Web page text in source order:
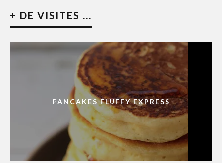
+ DE VISITES ...
PANCAKES FLUFFY EXPRESS